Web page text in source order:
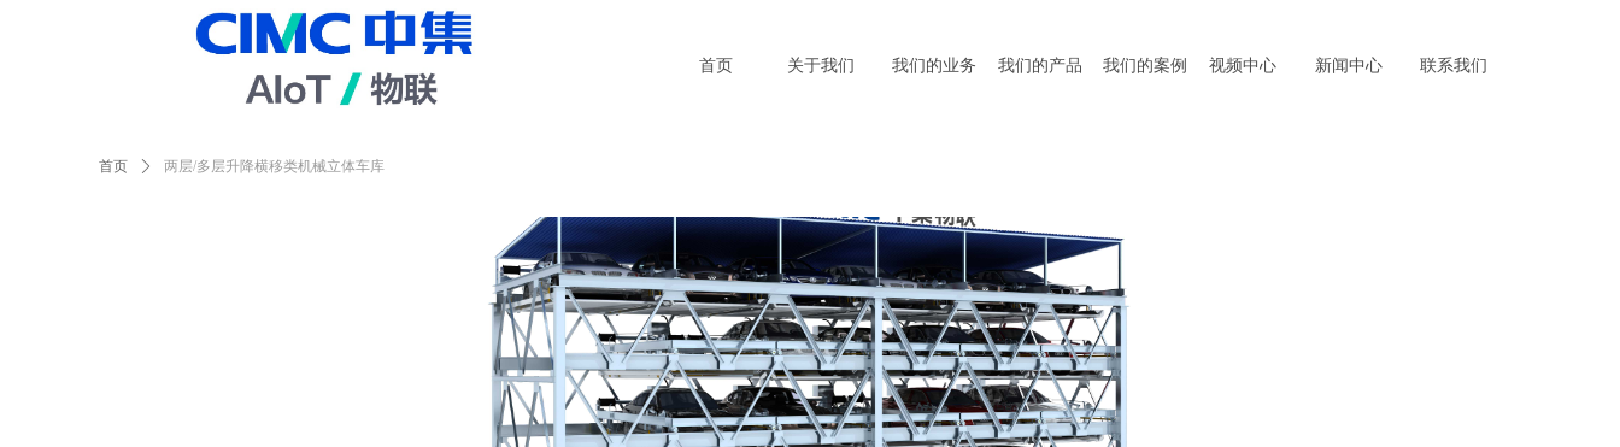
首页 关于我们 我们的业务 我们的产品 我们的案例 视频中心 新闻中心 联系我们
首页 ꄲ 两层/多层升降横移类机械立体车库